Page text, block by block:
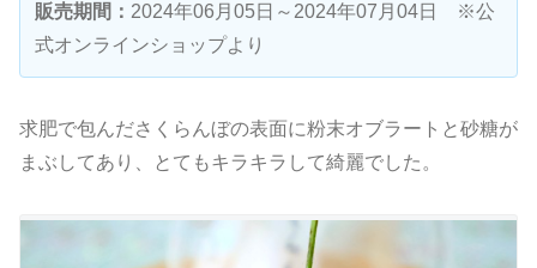
販売期間： 2024年06月05日～2024年07月04日 ※公
式オンラインショップより
求肥で包んださくらんぼの表面に粉末オブラートと砂糖が
まぶしてあり、とてもキラキラして綺麗でした。